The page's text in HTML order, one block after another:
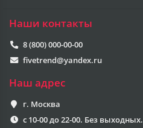
Наши контакты
8 (800) 000-00-00
fivetrend@yandex.ru
Наш адрес
г. Москва
с 10-00 до 22-00. Без выходных.